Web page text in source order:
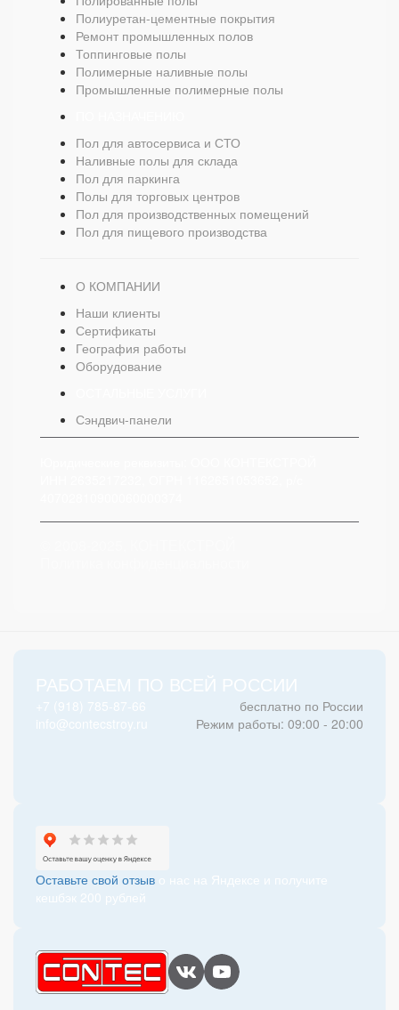
Полиуретан-цементные покрытия
Ремонт промышленных полов
Топпинговые полы
Полимерные наливные полы
Промышленные полимерные полы
Пол для автосервиса и СТО
Наливные полы для склада
Пол для паркинга
Полы для торговых центров
Пол для производственных помещений
Пол для пищевого производства
О КОМПАНИИ
Наши клиенты
Сертификаты
География работы
Оборудование
Сэндвич-панели
РАБОТАЕМ ПО ВСЕЙ РОССИИ
+7 (918) 785-87-66
бесплатно по России
info@contecstroy.ru
Режим работы: 09:00 - 20:00
Оставьте свой отзыв о нас на Яндексе и получите
кешбэк 200 рублей